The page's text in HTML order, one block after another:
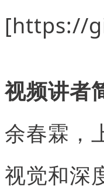
[https://
视频讲者
余春霖，
视觉和深